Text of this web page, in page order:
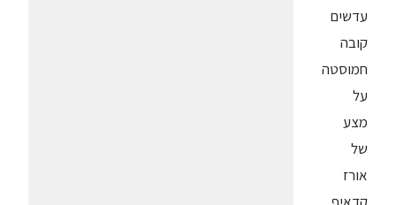
עדשים
קובה
חמוסטה
על
מצע
של
אורז